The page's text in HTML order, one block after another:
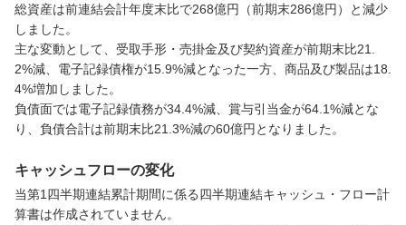
総資産は前連結会計年度末比で268億円（前期末286億円）と減少
しました。
主な変動として、受取手形・売掛金及び契約資産が前期末比21.
2%減、電子記録債権が15.9%減となった一方、商品及び製品は18.
4%増加しました。
負債面では電子記録債務が34.4%減、賞与引当金が64.1%減とな
り、負債合計は前期末比21.3%減の60億円となりました。
キャッシュフローの変化
当第1四半期連結累計期間に係る四半期連結キャッシュ・フロー計
算書は作成されていません。